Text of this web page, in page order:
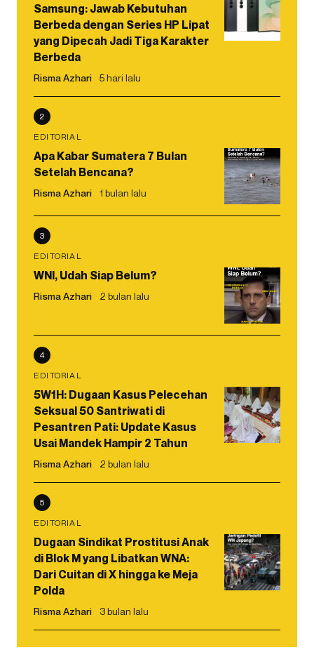
Samsung: Jawab Kebutuhan
Berbeda dengan Series HP Lipat
yang Dipecah Jadi Tiga Karakter
Berbeda
Risma Azhari 5 hari lalu
2
EDITORIAL
Apa Kabar Sumatera 7 Bulan
Setelah Bencana?
Risma Azhari 1 bulan lalu
3
EDITORIAL
WNI, Udah Siap Belum?
Risma Azhari 2 bulan lalu
4
EDITORIAL
5W1H: Dugaan Kasus Pelecehan
Seksual 50 Santriwati di
Pesantren Pati: Update Kasus
Usai Mandek Hampir 2 Tahun
Risma Azhari 2 bulan lalu
5
EDITORIAL
Dugaan Sindikat Prostitusi Anak
di Blok M yang Libatkan WNA:
Dari Cuitan di X hingga ke Meja
Polda
Risma Azhari 3 bulan lalu